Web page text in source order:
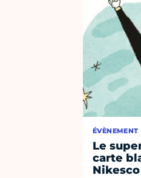
ÉVÈNEMENT
Le
carte
Nikesco